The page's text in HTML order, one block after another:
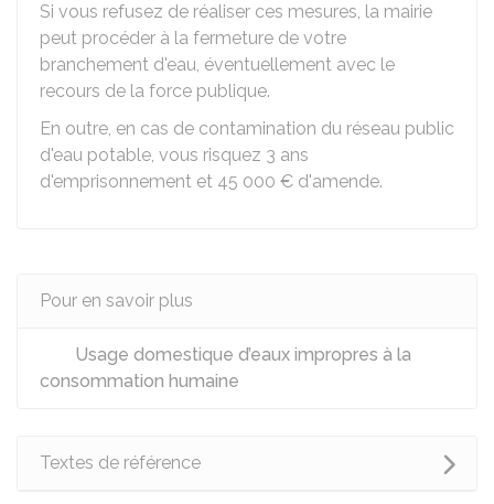
Si vous refusez de réaliser ces mesures, la mairie
peut procéder à la fermeture de votre
branchement d'eau, éventuellement avec le
recours de la force publique.
En outre, en cas de contamination du réseau public
d'eau potable, vous risquez 3 ans
d'emprisonnement et 45 000 € d'amende.
Pour en savoir plus
Usage domestique d’eaux impropres à la
consommation humaine
Textes de référence